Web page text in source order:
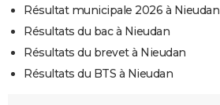
Résultat municipale 2026 à Nieudan
Résultats du bac à Nieudan
Résultats du brevet à Nieudan
Résultats du BTS à Nieudan